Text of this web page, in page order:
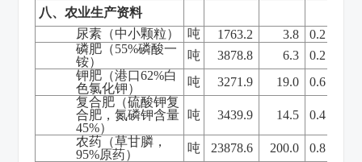
八、农业生产资料
尿素（中小颗粒）
吨 1763.2 3.8
0.2
磷肥（55%磷酸一
铵）
吨 3878.8 6.3
0.2
钾肥（港口62%白
色氯化钾）
吨 3271.9 19.0
0.6
复合肥（硫酸钾复
合肥，氮磷钾含量
45%）
吨 3439.9 14.5
0.4
农药（草甘膦，
95%原药） 吨 23878.6 200.0
0.8